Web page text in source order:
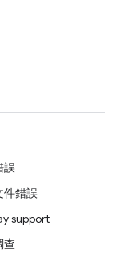
誤
件錯誤
support
查